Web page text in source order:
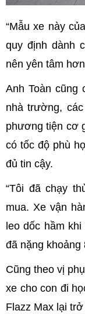
“Mẫu xe này
quy định dành
nên yên tâm
Anh Toàn cũng
nhà trường,
phương tiện cơ
có tốc độ phù
đủ tin cậy.
“Tôi đã chạy
mua. Xe vận
leo dốc hầm
đã nặng khoảng
Cũng theo vị
xe cho con đi
Flazz Max lại